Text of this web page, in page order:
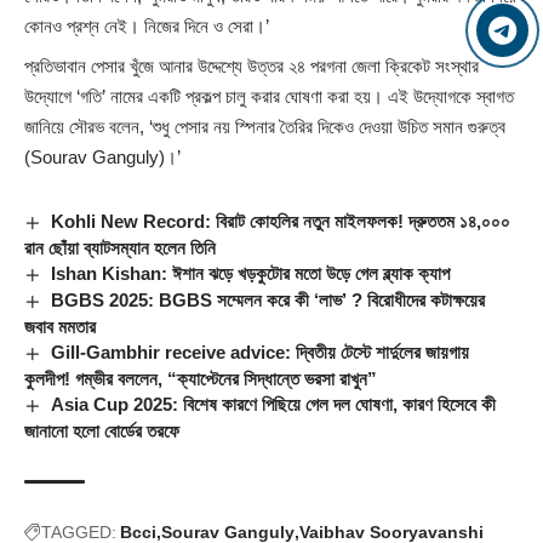
কোনও প্রশ্ন নেই। নিজের দিনে ও সেরা।’
প্রতিভাবান পেসার খুঁজে আনার উদ্দেশ্যে উত্তর ২৪ পরগনা জেলা ক্রিকেট সংস্থার
উদ্যোগে ‘গতি’ নামের একটি প্রকল্প চালু করার ঘোষণা করা হয়। এই উদ্যোগকে স্বাগত
জানিয়ে সৌরভ বলেন, ‘শুধু পেসার নয় স্পিনার তৈরির দিকেও দেওয়া উচিত সমান গুরুত্ব
(Sourav Ganguly)।’
Kohli New Record: বিরাট কোহলির নতুন মাইলফলক! দ্রুততম ১৪,০০০
রান ছোঁয়া ব্যাটসম্যান হলেন তিনি
Ishan Kishan: ঈশান ঝড়ে খড়কুটোর মতো উড়ে গেল ব্ল্যাক ক্যাপ
BGBS 2025: BGBS সম্মেলন করে কী ‘লাভ’ ? বিরোধীদের কটাক্ষয়ের
জবাব মমতার
Gill-Gambhir receive advice: দ্বিতীয় টেস্টে শার্দুলের জায়গায়
কুলদীপ! গম্ভীর বললেন, “ক্যাপ্টেনের সিদ্ধান্তে ভরসা রাখুন”
Asia Cup 2025: বিশেষ কারণে পিছিয়ে গেল দল ঘোষণা, কারণ হিসেবে কী
জানানো হলো বোর্ডের তরফে
TAGGED: Bcci Sourav Ganguly Vaibhav Sooryavanshi